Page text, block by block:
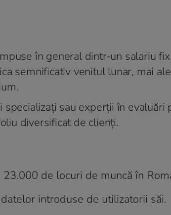
în general dintr-un salariu
semnificativ venitul lunar, mai
sau experții în evaluări
diversificat de clienți.
de locuri de muncă în
introduse de utilizatorii săi.